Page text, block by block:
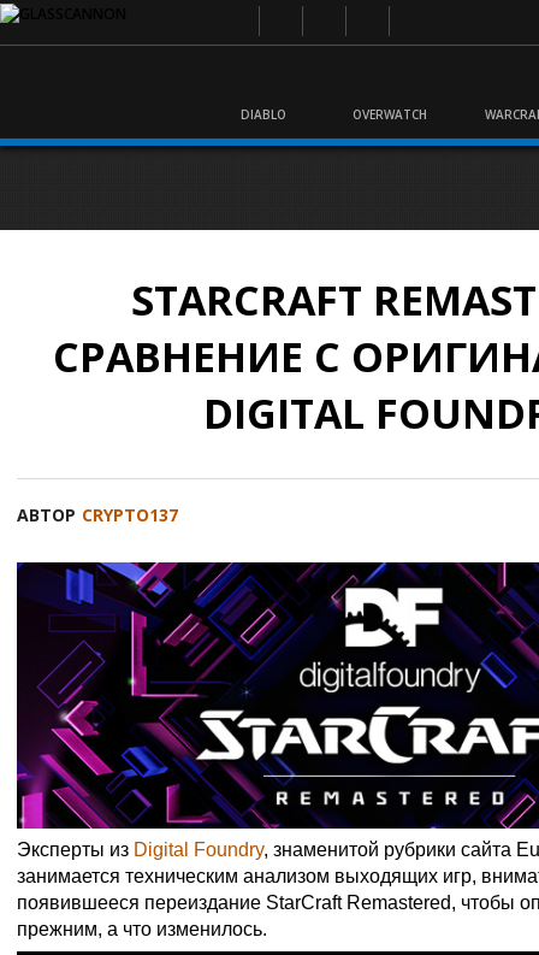
DIABLO OVERWATCH
STARCRAFT
СРАВНЕНИЕ С
DIGITAL
АВТОР CRYPTO137
Эксперты из Digital Foundry, знаменитой рубрики сайта
занимается техническим анализом выходящих игр,
появившееся переиздание StarCraft Remastered, чтобы
прежним, а что изменилось.